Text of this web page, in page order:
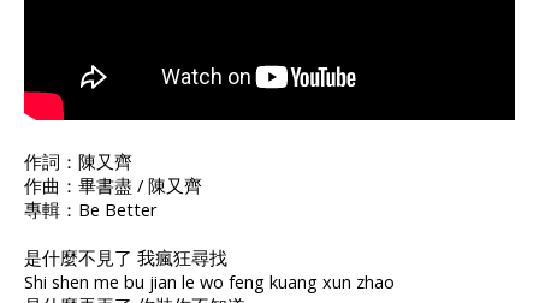
作詞：陳又齊
作曲：畢書盡 / 陳又齊
專輯：Be Better
是什麼不見了 我瘋狂尋找
Shi shen me bu jian le wo feng kuang xun zhao